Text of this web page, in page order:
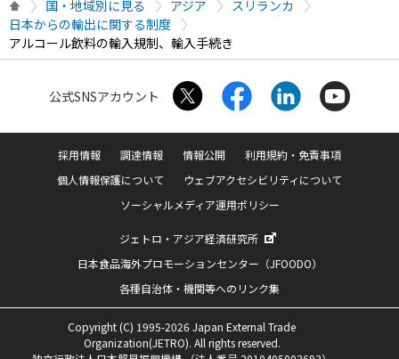
国・地域別に見る アジア
スリランカ
日本からの輸出に関する制度
アルコール飲料の輸入規制、輸入手続き
公式SNSアカウント
採用情報 調達情報 情報公開
利用規約・免責事項
個人情報保護について
ウェブアクセシビリティについて
ソーシャルメディア運用ポリシー
ジェトロ・アジア経済研究所
日本食品海外プロモーションセンター（JFOODO）
各種自治体・機関等へのリンク集
Copyright (C) 1995-2026 Japan External Trade
Organization(JETRO). All rights reserved.